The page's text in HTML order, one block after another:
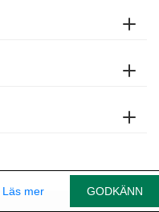
Läs mer GODKÄNN